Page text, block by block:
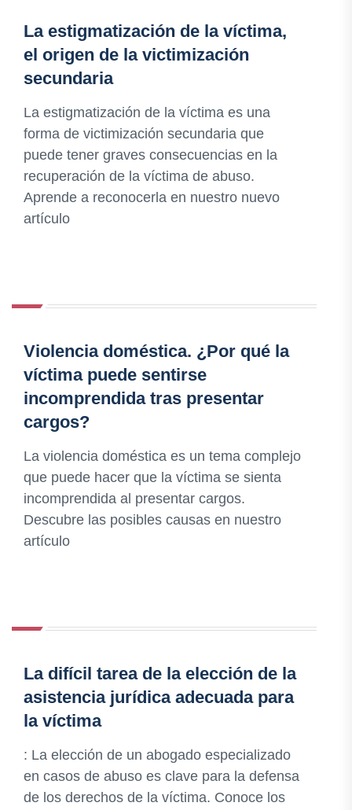
La estigmatización de la víctima,
el origen de la victimización
secundaria
La estigmatización de la víctima es una
forma de victimización secundaria que
puede tener graves consecuencias en la
recuperación de la víctima de abuso.
Aprende a reconocerla en nuestro nuevo
artículo
Violencia doméstica. ¿Por qué la
víctima puede sentirse
incomprendida tras presentar
cargos?
La violencia doméstica es un tema complejo
que puede hacer que la víctima se sienta
incomprendida al presentar cargos.
Descubre las posibles causas en nuestro
artículo
La difícil tarea de la elección de la
asistencia jurídica adecuada para
la víctima
: La elección de un abogado especializado
en casos de abuso es clave para la defensa
de los derechos de la víctima. Conoce los